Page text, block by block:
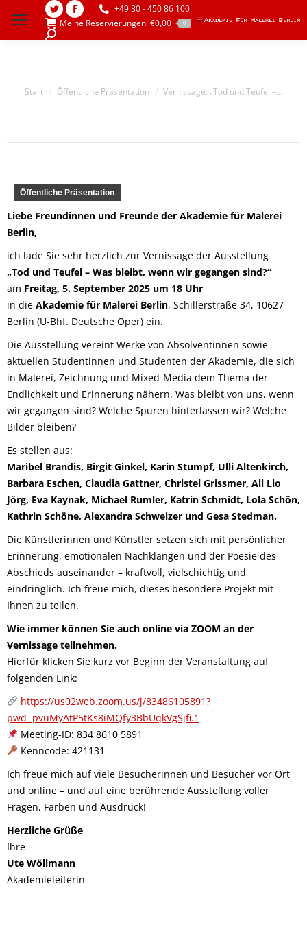
Twitter
page
new
Facebook
new
+49 30 - 450 86 100
Meine Reservierungen:€0,00 0
Search:
Sie befinden sich hier:
Start Öffentliche Präsentation Vernissage: „Tod und Teufel –…
Öffentliche Präsentation
Liebe Freundinnen und Freunde der Akademie für Malerei
Berlin,
ich lade Sie sehr herzlich zur Vernissage der Ausstellung
„Tod und Teufel – Was bleibt, wenn wir gegangen sind?“
am Freitag, 5. September 2025 um 18 Uhr
in die Akademie für Malerei Berlin, Schillerstraße 34, 10627
Berlin (U-Bhf. Deutsche Oper) ein.
Die Ausstellung vereint Werke von Absolventinnen sowie
aktuellen Studentinnen und Studenten der Akademie, die sich
in Malerei, Zeichnung und Mixed-Media dem Thema der
Endlichkeit und Erinnerung nähern. Was bleibt von uns, wenn
wir gegangen sind? Welche Spuren hinterlassen wir? Welche
Bilder bleiben?
Es stellen aus:
Maribel Brandis, Birgit Ginkel, Karin Stumpf, Ulli Altenkirch,
Barbara Eschen, Claudia Gattner, Christel Grissmer, Ali Lio
Jörg, Eva Kaynak, Michael Rumler, Katrin Schmidt, Lola Schön,
Kathrin Schöne, Alexandra Schweizer und Gesa Stedman.
Die Künstlerinnen und Künstler setzen sich mit persönlicher
Erinnerung, emotionalen Nachklängen und der Poesie des
Abschieds auseinander – kraftvoll, vielschichtig und
eindringlich. Ich freue mich, dieses besondere Projekt mit
Ihnen zu teilen.
Wie immer können Sie auch online via ZOOM an der
Vernissage teilnehmen.
Hierfür klicken Sie kurz vor Beginn der Veranstaltung auf
folgenden Link:
https://us02web.zoom.us/j/83486105891?
pwd=pvuMyAtP5tKs8iMQfy3BbUqkVgSjfi.1
Meeting-ID: 834 8610 5891
Kenncode: 421131
Ich freue mich auf viele Besucherinnen und Besucher vor Ort
und online – und auf eine berührende Ausstellung voller
Fragen, Farben und Ausdruck!
Herzliche Grüße
Ihre
Ute Wöllmann
Akademieleiterin